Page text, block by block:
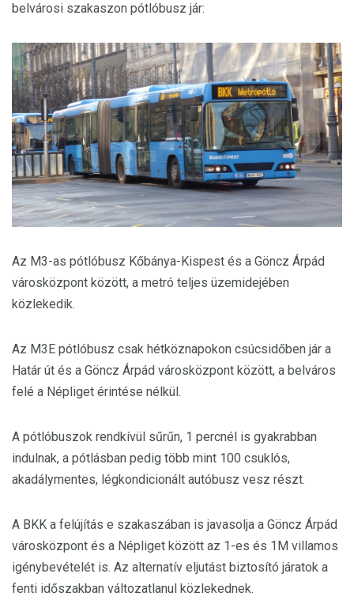
belvárosi szakaszon pótlóbusz jár:
Az M3-as pótlóbusz Kőbánya-Kispest és a Göncz Árpád
városközpont között, a metró teljes üzemidejében
közlekedik.
Az M3E pótlóbusz csak hétköznapokon csúcsidőben jár a
Határ út és a Göncz Árpád városközpont között, a belváros
felé a Népliget érintése nélkül.
A pótlóbuszok rendkívül sűrűn, 1 percnél is gyakrabban
indulnak, a pótlásban pedig több mint 100 csuklós,
akadálymentes, légkondicionált autóbusz vesz részt.
A BKK a felújítás e szakaszában is javasolja a Göncz Árpád
városközpont és a Népliget között az 1-es és 1M villamos
igénybevételét is. Az alternatív eljutást biztosító járatok a
fenti időszakban változatlanul közlekednek.